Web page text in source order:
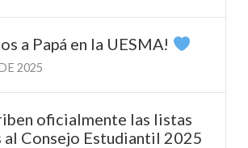
a Papá en la UESMA!
2025
oficialmente las listas
al Consejo Estudiantil 2025